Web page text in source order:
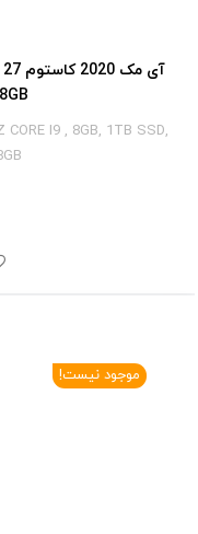
CORE I9 , 8GB, 1TB SSD,
موجود نیست!